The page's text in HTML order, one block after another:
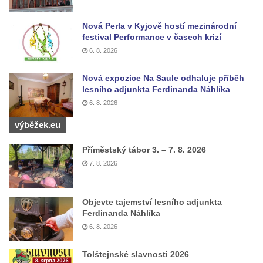
Mikulášovicích
Wäberův kříž v zahradě domu čp. 184 v
Mikulášovicích
Kříž na louce v horních Mikulášovicích
Posteltův kříž naproti domu ev.č. 29 v
Mikulášovicích
Kříž Neubaukreuz u domu čp. 698 v
Mikulášovicích
Kříž manželů Endlerových u továrního
objektu v Mikulášovicích
Kříž u silnice východně od Mikulášovic
Meyerův kříž východně od Mikulášovic
Kříž u rozcestí k větrnému mlýnu Světlík v
Horním Podluží
Kříž u domu čp. 1016 v Mikulášovicích
Nová Perla v Kyjově hostí mezinárodní
festival Performance v časech krizí
6. 8. 2026
Nová expozice Na Saule odhaluje příběh
lesního adjunkta Ferdinanda Náhlíka
6. 8. 2026
výběžek.eu
Příměstský tábor 3. – 7. 8. 2026
7. 8. 2026
Objevte tajemství lesního adjunkta
Ferdinanda Náhlíka
6. 8. 2026
Tolštejnské slavnosti 2026